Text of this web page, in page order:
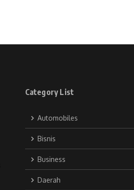
Category List
Automobiles
Bisnis
Business
Daerah